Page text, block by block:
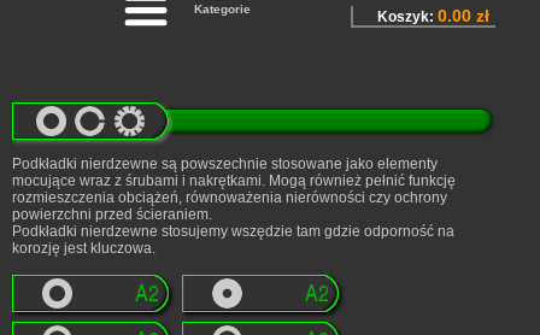
Kategorie
Podkładki nierdzewne są powszechnie stosowane jako elementy
mocujące wraz z śrubami i nakrętkami. Mogą również pełnić funkcję
rozmieszczenia obciążeń, równoważenia nierówności czy ochrony
powierzchni przed ścieraniem.
Podkładki nierdzewne stosujemy wszędzie tam gdzie odporność na
korozję jest kluczowa.
Koszyk:0.00 zł